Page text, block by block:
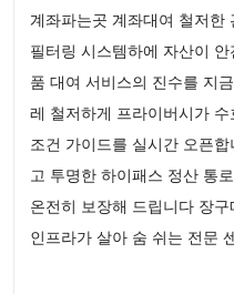
계좌파는곳 계좌대여 철저한
필터링 시스템하에 자산이
품 대여 서비스의 진수를 지
레 철저하게 프라이버시가
조건 가이드를 실시간 오픈
고 투명한 하이패스 정산 통
온전히 보장해 드립니다 장
인프라가 살아 숨 쉬는 전문